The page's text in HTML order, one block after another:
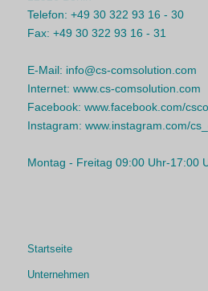
Telefon: +49 30 322 93 16 - 30
Fax: +49 30 322 93 16 - 31
E-Mail: info@cs-comsolution.com
Internet: www.cs-comsolution.com
Facebook: www.facebook.com/
Instagram: www.instagram.com/
Montag - Freitag 09:00 Uhr-17:00
Startseite
Unternehmen